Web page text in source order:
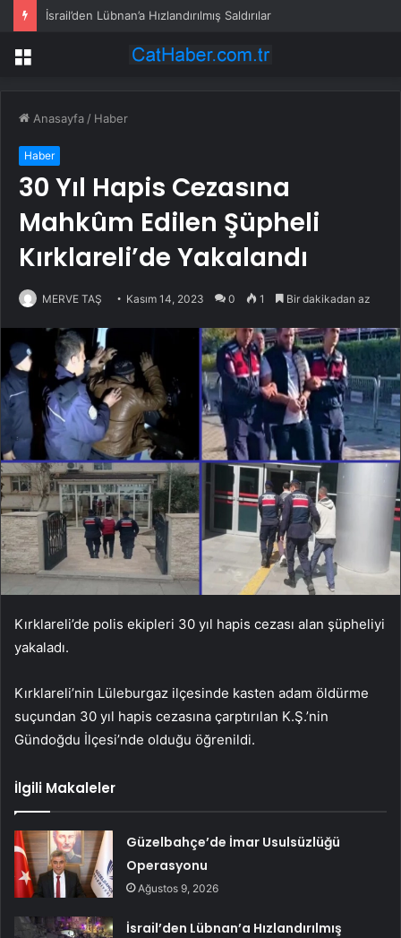
İsrail’den Lübnan’a Hızlandırılmış Saldırılar
Menü
Anasayfa / Haber
Haber
30 Yıl Hapis Cezasına
Mahkûm Edilen Şüpheli
Kırklareli’de Yakalandı
MERVE TAŞ Kasım 14, 2023 0 1 Bir dakikadan az
Kırklareli’de polis ekipleri 30 yıl hapis cezası alan şüpheliyi
yakaladı.
Kırklareli’nin Lüleburgaz ilçesinde kasten adam öldürme
suçundan 30 yıl hapis cezasına çarptırılan K.Ş.’nin
Gündoğdu İlçesi’nde olduğu öğrenildi.
İlgili Makaleler
Güzelbahçe’de İmar Usulsüzlüğü
Operasyonu
Ağustos 9, 2026
İsrail’den Lübnan’a Hızlandırılmış